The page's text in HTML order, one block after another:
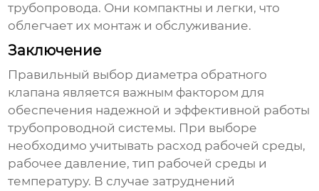
трубопровода. Они компактны и легки, что
облегчает их монтаж и обслуживание.
Заключение
Правильный выбор диаметра обратного
клапана является важным фактором для
обеспечения надежной и эффективной работы
трубопроводной системы. При выборе
необходимо учитывать расход рабочей среды,
рабочее давление, тип рабочей среды и
температуру. В случае затруднений